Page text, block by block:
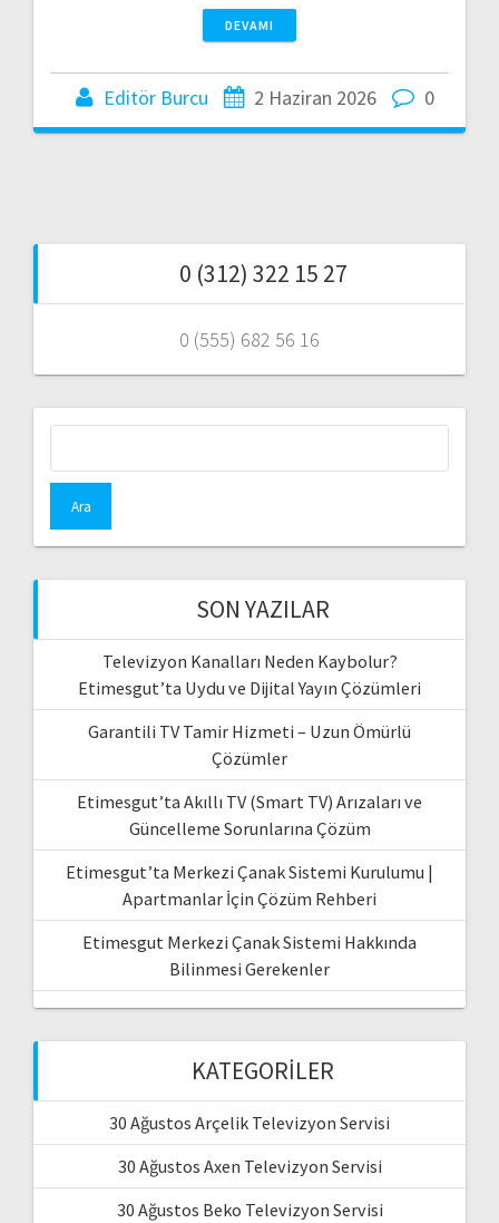
DEVAMI
Editör Burcu 2 Haziran 2026 0
0 (312) 322 15 27
0 (555) 682 56 16
SON YAZILAR
Televizyon Kanalları Neden Kaybolur?
Etimesgut’ta Uydu ve Dijital Yayın Çözümleri
Garantili TV Tamir Hizmeti – Uzun Ömürlü
Çözümler
Etimesgut’ta Akıllı TV (Smart TV) Arızaları ve
Güncelleme Sorunlarına Çözüm
Etimesgut’ta Merkezi Çanak Sistemi Kurulumu |
Apartmanlar İçin Çözüm Rehberi
Etimesgut Merkezi Çanak Sistemi Hakkında
Bilinmesi Gerekenler
KATEGORILER
30 Ağustos Arçelik Televizyon Servisi
30 Ağustos Axen Televizyon Servisi
30 Ağustos Beko Televizyon Servisi